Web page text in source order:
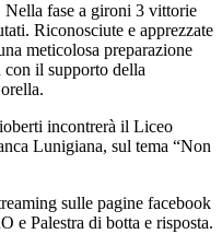
fase a gironi 3 vittorie
Riconosciute e apprezzate
meticolosa preparazione
con il supporto della
incontrerà il Liceo
Lunigiana, sul tema “Non
sulle pagine facebook
Palestra di botta e risposta.